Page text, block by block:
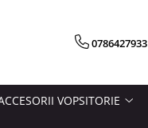
0786427933
VOPSITORIE